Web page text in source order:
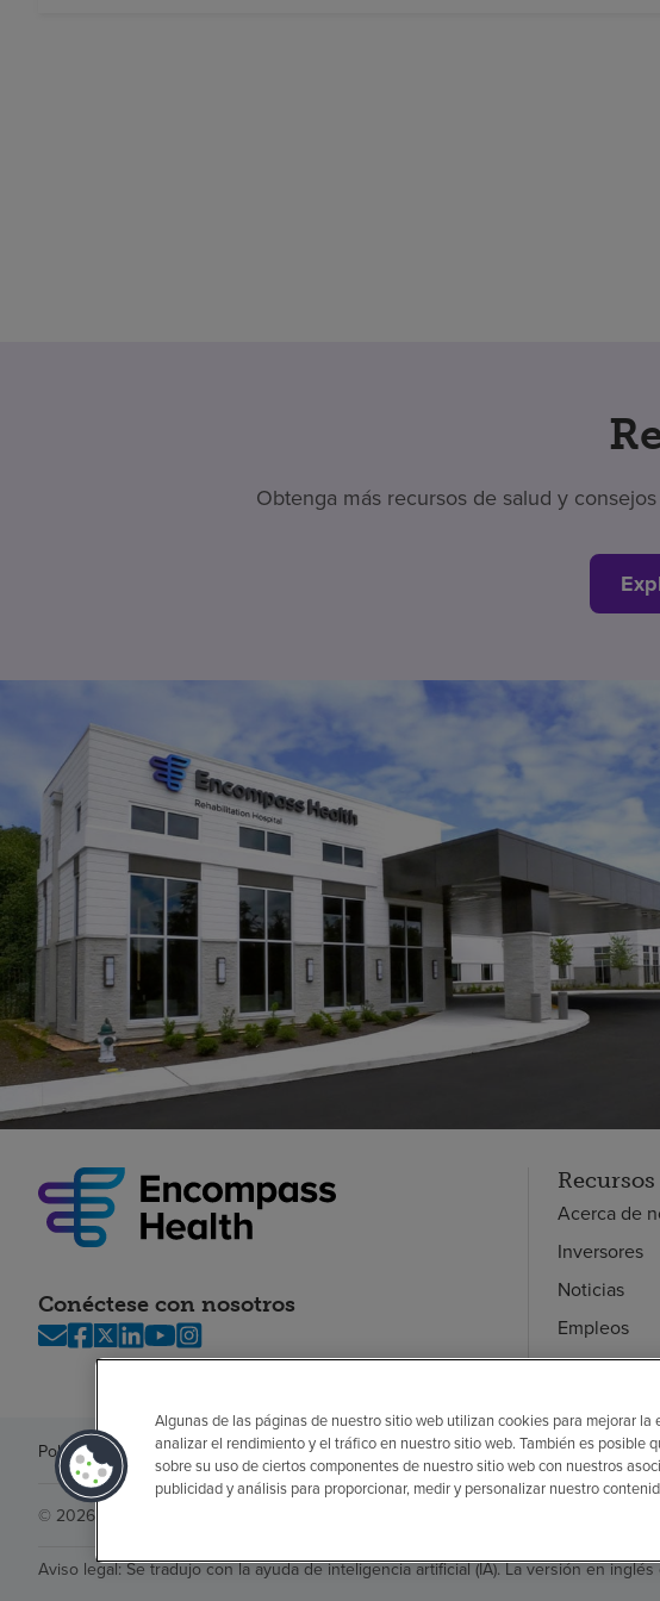
Obtenga más recursos de salud y
Conéctese con nosotros
Recursos
Acerca de
Inversores
Noticias
Empleos
Empleados
Política de privacidadLegalSin sorpresas AccesibilidadSi no habla inglésAviso de no
© 2026 Encompass Health Corporation
Aviso legal: Se tradujo con la ayuda de inteligencia artificial (IA). La versión en
Algunas de las páginas de nuestro sitio web utilizan cookies para mejorar la
analizar el rendimiento y el tráfico en nuestro sitio web. También es posible
sobre su uso de ciertos componentes de nuestro sitio web con nuestros
publicidad y análisis para proporcionar, medir y personalizar nuestro